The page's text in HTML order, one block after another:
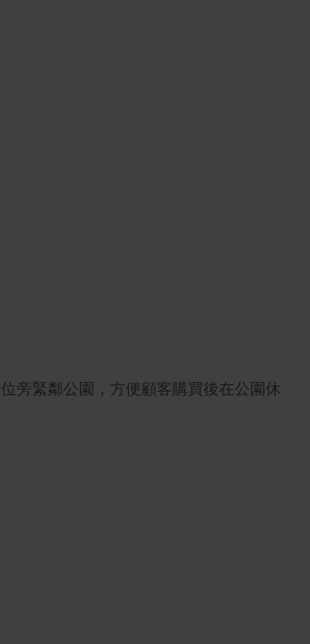
旁緊鄰公園，方便顧客購買後在公園休